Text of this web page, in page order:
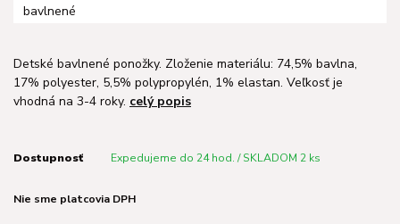
Detské bavlnené ponožky. Zloženie materiálu: 74,5% bavlna,
17% polyester, 5,5% polypropylén, 1% elastan. Veľkosť je
vhodná na 3-4 roky. celý popis
Dostupnosť Expedujeme do 24 hod. / SKLADOM 2 ks
Nie sme platcovia DPH